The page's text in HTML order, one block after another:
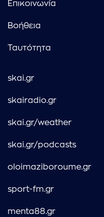
Επικοινωνία
Βοήθεια
Ταυτότητα
skai.gr
skairadio.gr
skai.gr/weather
skai.gr/podcasts
oloimaziboroume.gr
sport-fm.gr
menta88.gr